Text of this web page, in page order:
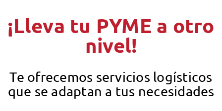
¡Lleva tu PYME a otro
nivel!
Te ofrecemos servicios logísticos
que se adaptan a tus necesidades